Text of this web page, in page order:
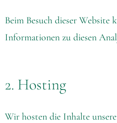
Beim Besuch dieser
Informationen zu diesen
2. Hosting
Wir hosten die Inhalte